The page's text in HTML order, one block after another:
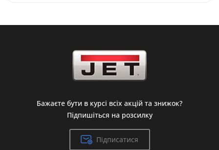
Бажаєте бути в курсі всіх акцій та знижок?
Підпишіться на розсилку
Підписатися